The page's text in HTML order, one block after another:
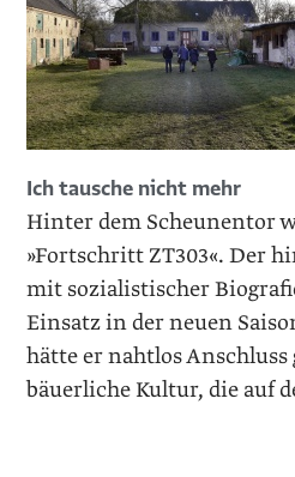
Ich tausche nicht mehr
Hinter dem Scheunentor
»Fortschritt ZT303«. Der
mit sozialistischer
Einsatz in der neuen
hätte er nahtlos
bäuerliche Kultur, die auf